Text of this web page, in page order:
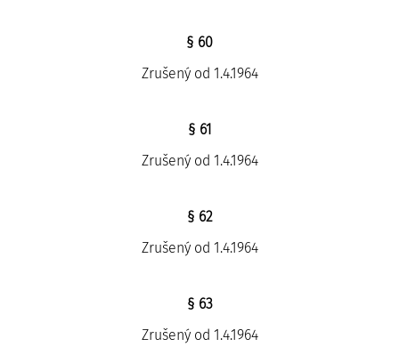
§ 60
Zrušený od 1.4.1964
§ 61
Zrušený od 1.4.1964
§ 62
Zrušený od 1.4.1964
§ 63
Zrušený od 1.4.1964